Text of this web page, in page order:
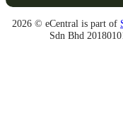
2026 © eCentral is part of
Sdn Bhd